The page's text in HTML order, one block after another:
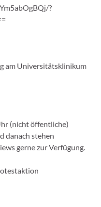
?
am Universitätsklinikum
(nicht öffentliche)
danach stehen
gerne zur Verfügung.